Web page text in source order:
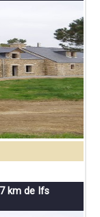
km de Ifs